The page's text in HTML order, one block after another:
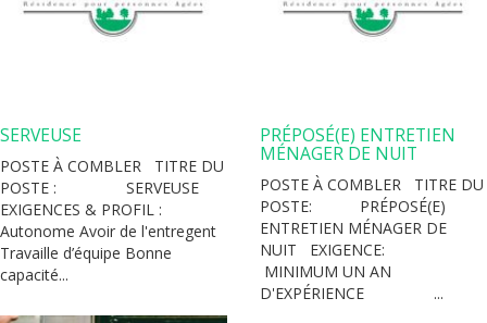
SERVEUSE
POSTE À COMBLER TITRE DU
POSTE : SERVEUSE
EXIGENCES & PROFIL :
Autonome Avoir de l'entregent
Travaille d’équipe Bonne
capacité...
PRÉPOSÉ(E) ENTRETIEN
MÉNAGER DE NUIT
POSTE À COMBLER TITRE DU
POSTE: PRÉPOSÉ(E)
ENTRETIEN MÉNAGER DE
NUIT EXIGENCE:
MINIMUM UN AN
D'EXPÉRIENCE ...